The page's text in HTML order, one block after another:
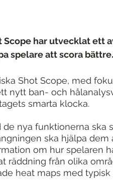
Scope har utvecklat ett
spelare att scora bättre.
Shot Scope, med
nytt ban- och
smarta klocka.
de nya funktionerna ska
ska hjälpa dem
om hur spelaren
räddning från olika
heat maps med